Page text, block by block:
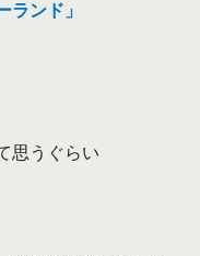
ランド」
思うぐらい